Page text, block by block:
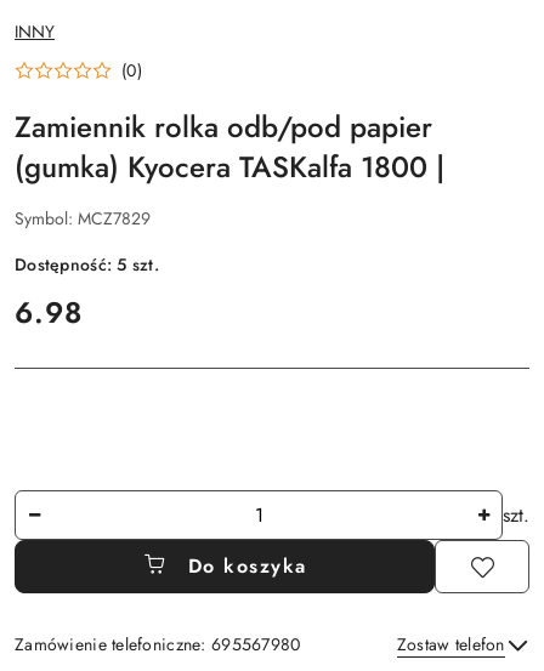
NAZWA
PRODUCENTA:
INNY
(0)
Zamiennik rolka odb/pod papier
(gumka) Kyocera TASKalfa 1800 |
Symbol: MCZ7829
Dostępność:5 szt.
cena:
6.98
Ilość
szt.
Do koszyka
Zamówienie telefoniczne: 695567980 Zostaw telefon